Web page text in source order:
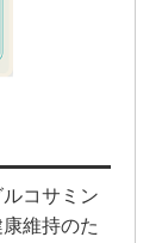
コサミン
維持のた